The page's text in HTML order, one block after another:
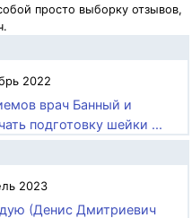
просто выборку отзывов,
2022
врач Банный и
подготовку шейки ...
2023
(Денис Дмитриевич